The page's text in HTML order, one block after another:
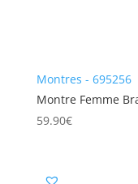
Montres - 695256
Montre Femme
59.90€